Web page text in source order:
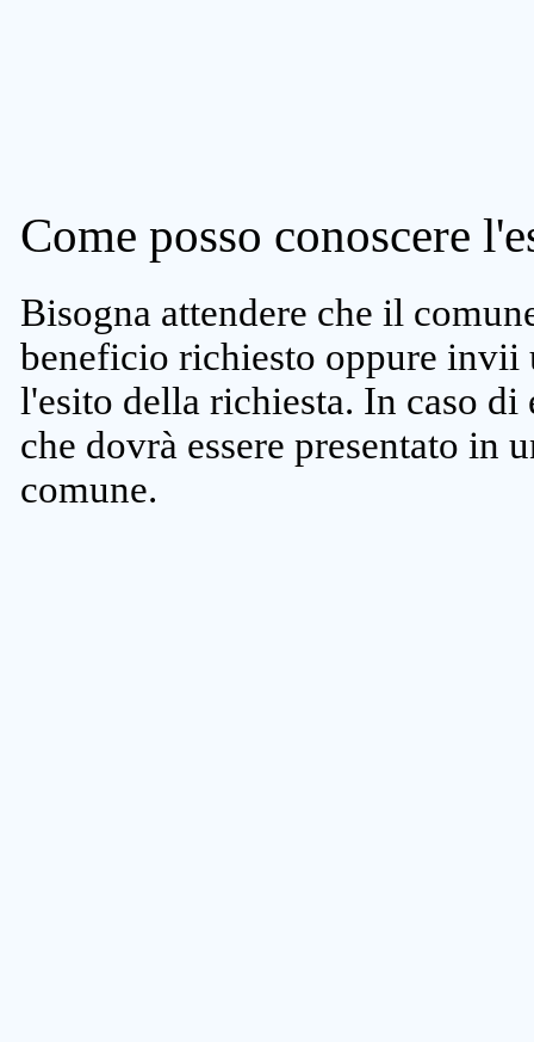
Come posso conoscere
Bisogna attendere che il
beneficio richiesto oppure invii
l'esito della richiesta. In caso
che dovrà essere presentato in
comune.